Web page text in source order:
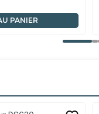
PANIER